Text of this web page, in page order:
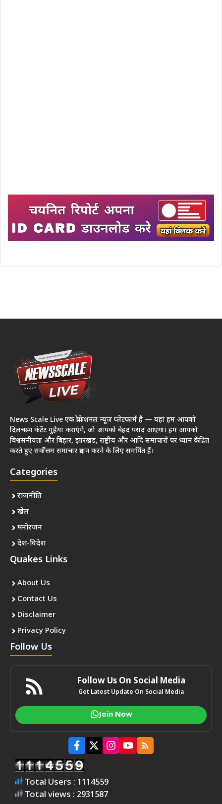
News Scale Live एक प्रोफेशनल न्यूज़ प्लेटफार्म है — यहां हम आपको
दिलचस्प कंटेंट मुहैया कराएंगे, जो आपको बेहद पसंद आएगा। हम आपको
विश्वसनीयता और बिहार, झारखंड, राष्ट्रीय और आदि समाचारों पर ध्यान केंद्रित
करते हुए सर्वोत्तम समाचार प्रदान करने के लिए समर्पित हैं।
Categories
राजनीति
खेल
मनोरंजन
देश-विदेश
Quakes Links
About Us
Contact Us
Disclaimer
Privacy Policy
Follow Us
Follow Us On Social Media
Get Latest Update On Social Media
Join Now
Total Users : 1114559
Total views : 2931587